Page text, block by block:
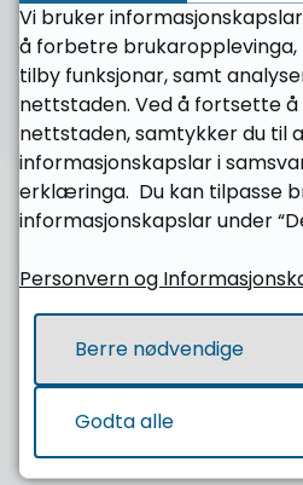
Fann du det du
Vi bruker
å forbetre brukaropplevinga,
tilby funksjonar, samt
nettstaden. Ved å fortsette
nettstaden, samtykker du til
informasjonskapslar i
erklæringa. Du kan tilpasse
informasjonskapslar under
Personvern og
Berre nødvendige
Godta alle